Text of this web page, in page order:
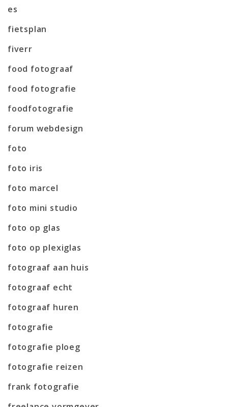
es
fietsplan
fiverr
food fotograaf
food fotografie
foodfotografie
forum webdesign
foto
foto iris
foto marcel
foto mini studio
foto op glas
foto op plexiglas
fotograaf aan huis
fotograaf echt
fotograaf huren
fotografie
fotografie ploeg
fotografie reizen
frank fotografie